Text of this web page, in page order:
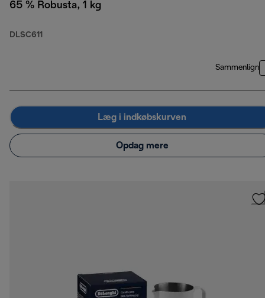
65 % Robusta, 1 kg
DLSC611
Sammenlign
Læg i indkøbskurven
Opdag mere